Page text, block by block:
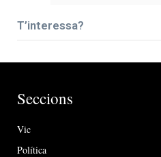
T’interessa?
Seccions
Vic
Política